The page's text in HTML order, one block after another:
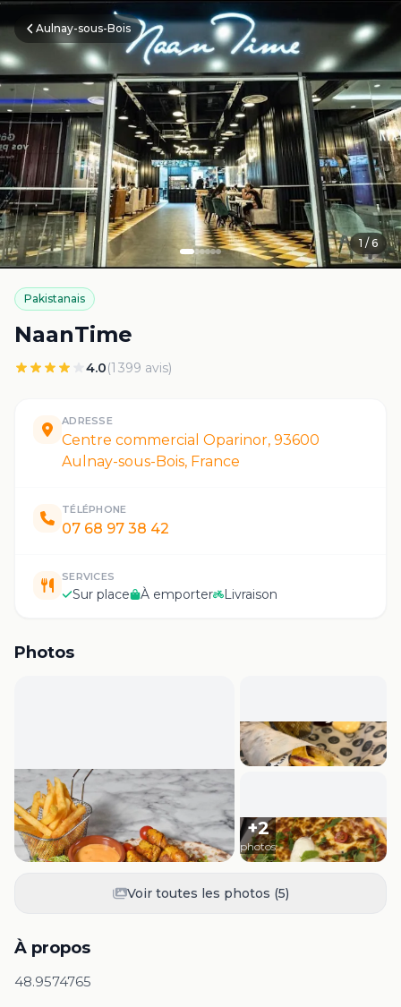
Aulnay-sous-Bois
1 / 6
Pakistanais
NaanTime
4.0(1 399 avis)
ADRESSE
Centre commercial Oparinor, 93600
Aulnay-sous-Bois, France
TÉLÉPHONE
07 68 97 38 42
SERVICES
Sur place À emporter Livraison
Photos
+2
photos
Voir toutes les photos (5)
À propos
48.9574765